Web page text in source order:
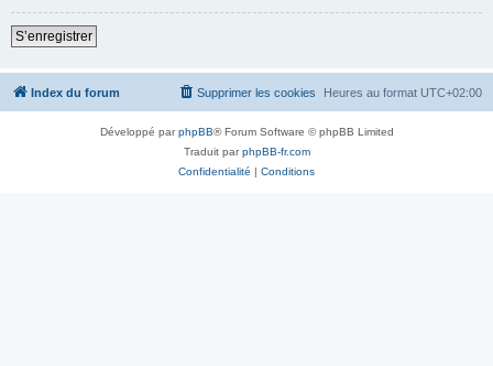
S’enregistrer
Index du forum Heures au format UTC+02:00
Supprimer les cookies
Développé parphpBB® Forum Software © phpBB Limited
Traduit parphpBB-fr.com
Confidentialité | Conditions